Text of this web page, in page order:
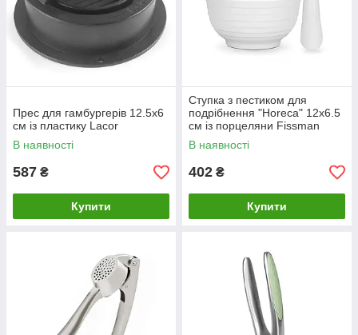
Прес для гамбургерів 12.5х6
см із пластику Lacor
В наявності
587 ₴
Купити
Ступка з пестиком для
подрібнення "Horeca" 12х6.5
см із порцеляни Fissman
В наявності
402 ₴
Купити